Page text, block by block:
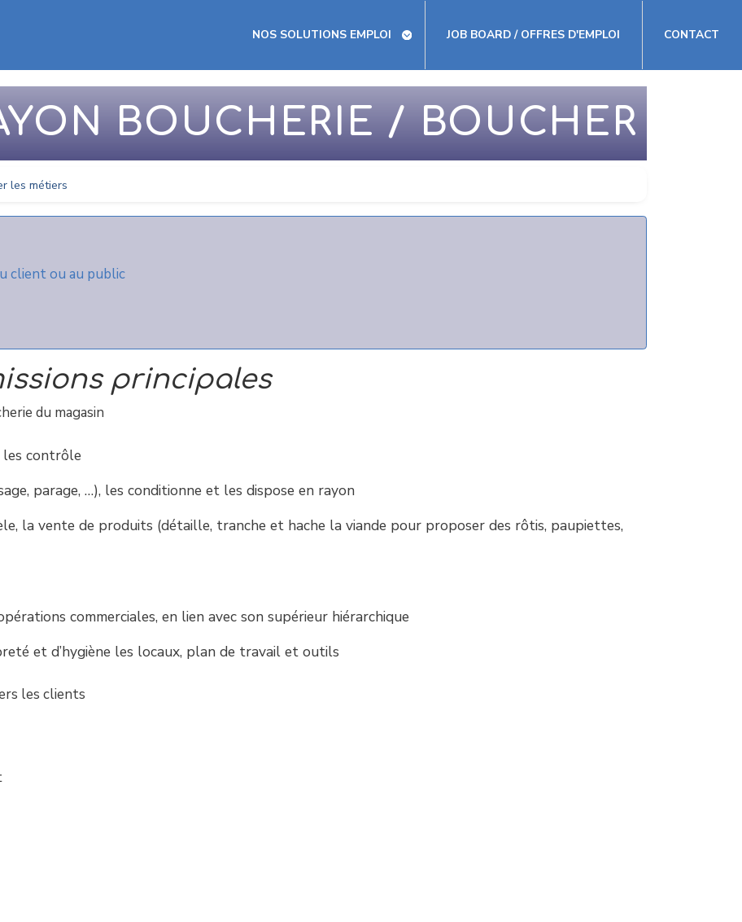
NOS SOLUTIONS EMPLOI JOB BOARD / OFFRES D'EMPLOI CONTACT
BOUCHERIE / BOUCHER
les métiers
client ou au public
principales
du magasin
les contrôle
parage, …), les conditionne et les dispose en rayon
la vente de produits (détaille, tranche et hache la viande pour proposer des rôtis, paupiettes,
commerciales, en lien avec son supérieur hiérarchique
et d’hygiène les locaux, plan de travail et outils
les clients